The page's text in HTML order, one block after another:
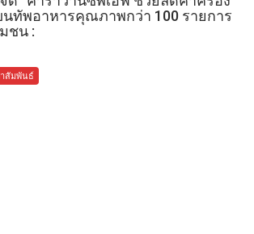
ทัพอาหารคุณภาพกว่า 100 รายการ
ชน :
สัมพันธ์